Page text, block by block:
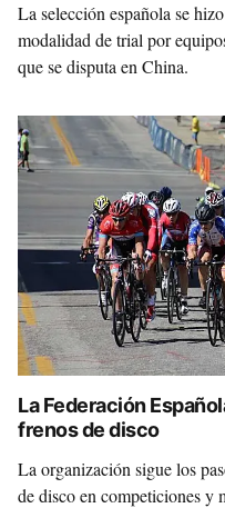
La selección española se
modalidad de trial por
que se disputa en China.
La Federación
frenos de disco
La organización sigue los
de disco en competiciones y